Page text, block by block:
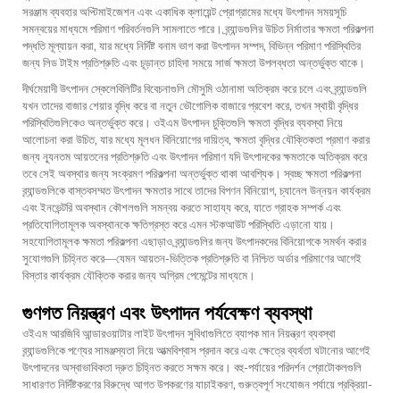
সরঞ্জাম ব্যবহার অপ্টিমাইজেশন এবং একাধিক ক্লায়েন্ট প্রোগ্রামের মধ্যে উৎপাদন সময়সূচি
সমন্বয়ের মাধ্যমে পরিমাণ পরিবর্তনগুলি সামলাতে পারে। ব্র্যান্ডগুলির উচিত নির্মাতার ক্ষমতা পরিকল্পনা
পদ্ধতি মূল্যায়ন করা, যার মধ্যে নির্দিষ্ট বনাম ভাগ করা উৎপাদন সম্পদ, বিভিন্ন পরিমাণ পরিস্থিতির
জন্য লিড টাইম প্রতিশ্রুতি এবং চূড়ান্ত চাহিদা সময়ে সার্জ ক্ষমতা উপলব্ধতা অন্তর্ভুক্ত থাকে।
দীর্ঘমেয়াদী উৎপাদন স্কেলেবিলিটির বিবেচনাগুলি মৌসুমি ওঠানামা অতিক্রম করে চলে এবং ব্র্যান্ডগুলি
যখন তাদের বাজার শেয়ার বৃদ্ধি করে বা নতুন ভৌগোলিক বাজারে প্রবেশ করে, তখন স্থায়ী বৃদ্ধির
পরিস্থিতিগুলিকেও অন্তর্ভুক্ত করে। ওইএম উৎপাদন চুক্তিগুলি ক্ষমতা বৃদ্ধির ব্যবস্থা নিয়ে
আলোচনা করা উচিত, যার মধ্যে মূলধন বিনিয়োগের দায়িত্ব, ক্ষমতা বৃদ্ধির যৌক্তিকতা প্রমাণ করার
জন্য ন্যূনতম আয়তনের প্রতিশ্রুতি এবং উৎপাদন পরিমাণ যদি উৎপাদকের ক্ষমতাকে অতিক্রম করে
তবে সেই অবস্থার জন্য সংক্রমণ পরিকল্পনা অন্তর্ভুক্ত থাকা আবশ্যিক। স্বচ্ছ ক্ষমতা পরিকল্পনা
ব্র্যান্ডগুলিকে বাস্তবসম্মত উৎপাদন ক্ষমতার সাথে তাদের বিপণন বিনিয়োগ, চ্যানেল উন্নয়ন কার্যক্রম
এবং ইনভেন্টরি অবস্থান কৌশলগুলি সমন্বয় করতে সাহায্য করে, যাতে গ্রাহক সম্পর্ক এবং
প্রতিযোগিতামূলক অবস্থানকে ক্ষতিগ্রস্ত করে এমন স্টকআউট পরিস্থিতি এড়ানো যায়।
সহযোগিতামূলক ক্ষমতা পরিকল্পনা এছাড়াও ব্র্যান্ডগুলির জন্য উৎপাদকদের বিনিয়োগকে সমর্থন করার
সুযোগগুলি চিহ্নিত করে—যেমন আয়তন-ভিত্তিক প্রতিশ্রুতি বা নিশ্চিত অর্ডার পরিমাণের আগেই
বিস্তার কার্যক্রম যৌক্তিক করার জন্য অগ্রিম পেমেন্টের মাধ্যমে।
গুণগত নিয়ন্ত্রণ এবং উৎপাদন পর্যবেক্ষণ ব্যবস্থা
ওইএম আরজিবি আন্ডারওয়াটার লাইট উৎপাদন সুবিধাগুলিতে ব্যাপক মান নিয়ন্ত্রণ ব্যবস্থা
ব্র্যান্ডগুলিকে পণ্যের সামঞ্জস্যতা নিয়ে আত্মবিশ্বাস প্রদান করে এবং ক্ষেত্রে ব্যর্থতা ঘটানোর আগেই
উৎপাদনের অস্বাভাবিকতা দ্রুত চিহ্নিত করতে সক্ষম করে। বহু-পর্যায়ের পরিদর্শন প্রোটোকলগুলি
সাধারণত নির্দিষ্টকরণের বিরুদ্ধে আগত উপকরণের যাচাইকরণ, গুরুত্বপূর্ণ সংযোজন পর্যায়ে প্রক্রিয়া-